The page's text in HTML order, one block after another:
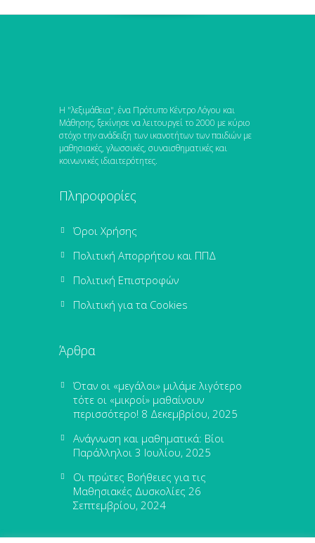
Η "λεξιμάθεια", ένα Πρότυπο Κέντρο Λόγου και
Μάθησης, ξεκίνησε να λειτουργεί το 2000 με κύριο
στόχο την ανάδειξη των ικανοτήτων των παιδιών με
μαθησιακές, γλωσσικές, συναισθηματικές και
κοινωνικές ιδιαιτερότητες.
Πληροφορίες
Όροι Χρήσης
Πολιτική Απορρήτου και ΠΠΔ
Πολιτική Επιστροφών
Πολιτική για τα Cookies
Άρθρα
Όταν οι «μεγάλοι» μιλάμε λιγότερο
τότε οι «μικροί» μαθαίνουν
περισσότερο! 8 Δεκεμβρίου, 2025
Ανάγνωση και μαθηματικά: Βίοι
Παράλληλοι 3 Ιουλίου, 2025
Οι πρώτες Βοήθειες για τις
Μαθησιακές Δυσκολίες 26
Σεπτεμβρίου, 2024